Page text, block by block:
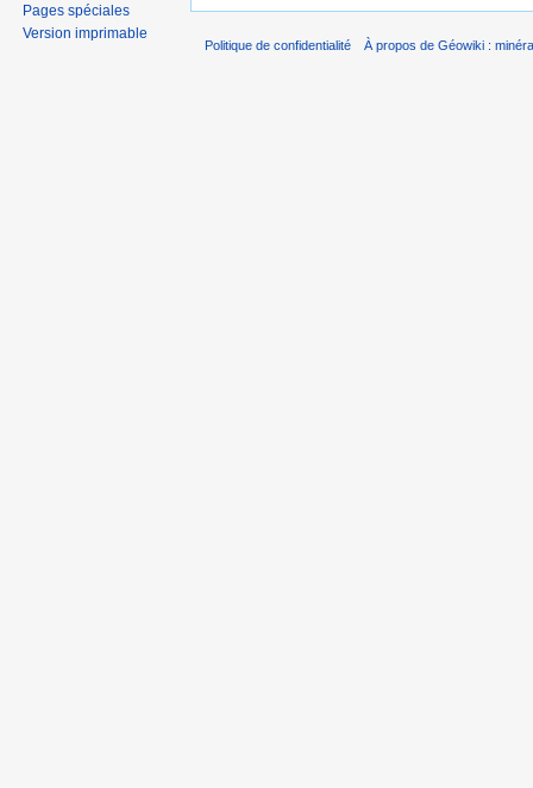
Pages spéciales
Version imprimable
Politique de confidentialité À propos de Géowiki :